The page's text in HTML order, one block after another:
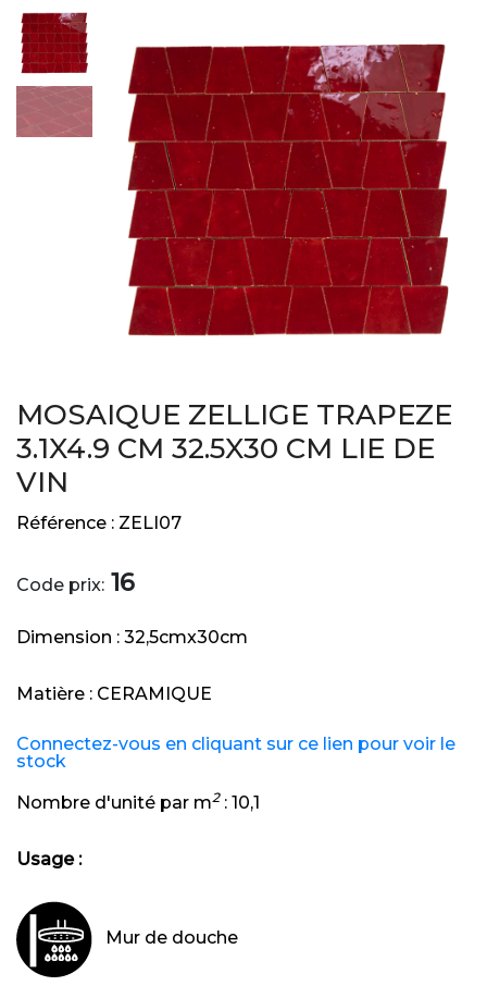
MOSAIQUE ZELLIGE TRAPEZE
3.1X4.9 CM 32.5X30 CM LIE DE
VIN
Référence : ZELI07
Code prix: 16
Dimension : 32,5cmx30cm
Matière : CERAMIQUE
Connectez-vous en cliquant sur ce lien pour voir le
stock
Nombre d'unité par m2: 10,1
Usage :
Mur de douche